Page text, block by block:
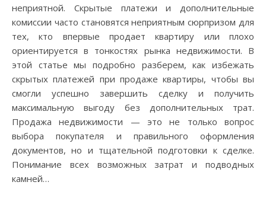
неприятной. Скрытые платежи и дополнительные
комиссии часто становятся неприятным сюрпризом для
тех, кто впервые продает квартиру или плохо
ориентируется в тонкостях рынка недвижимости. В
этой статье мы подробно разберем, как избежать
скрытых платежей при продаже квартиры, чтобы вы
смогли успешно завершить сделку и получить
максимальную выгоду без дополнительных трат.
Продажа недвижимости — это не только вопрос
выбора покупателя и правильного оформления
документов, но и тщательной подготовки к сделке.
Понимание всех возможных затрат и подводных
камней…